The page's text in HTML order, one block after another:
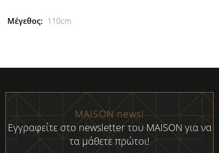
110cm
MAISON news!
Εγγραφείτε στο newsletter του MAISON για να
τα μάθετε πρώτοι!